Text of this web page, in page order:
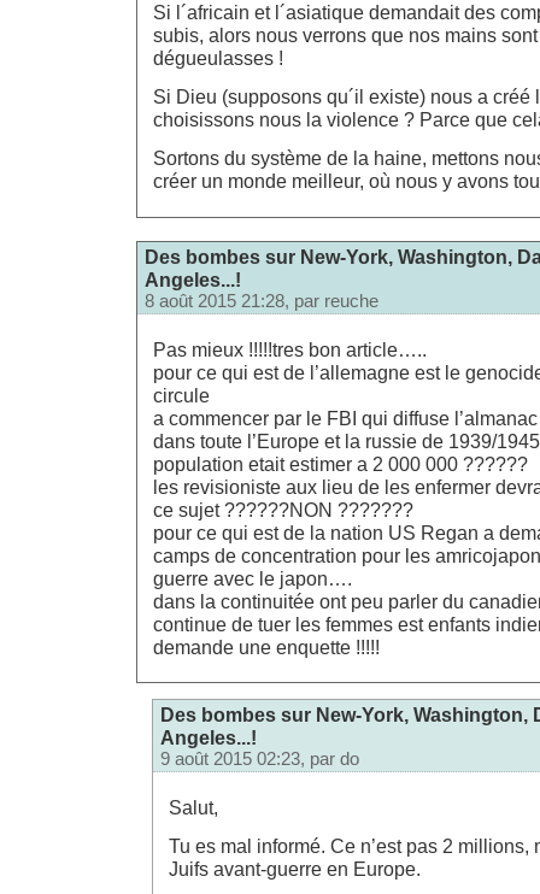
Si l´africain et l´asiatique demandait des
subis, alors nous verrons que nos mains
dégueulasses !
Si Dieu (supposons qu´il existe) nous a créé
choisissons nous la violence ? Parce que
Sortons du système de la haine, mettons
créer un monde meilleur, où nous y avons
Des bombes sur New-York, Washington,
Angeles...!
8 août 2015 21:28, par reuche
Pas mieux !!!!!tres bon article…..
pour ce qui est de l’allemagne est le
circule
a commencer par le FBI qui diffuse
dans toute l’Europe et la russie de 1939/
population etait estimer a 2 000 000 ??????
les revisioniste aux lieu de les enfermer
ce sujet ??????NON ???????
pour ce qui est de la nation US Regan a
camps de concentration pour les
guerre avec le japon….
dans la continuitée ont peu parler du
continue de tuer les femmes est enfants
demande une enquette !!!!!
Des bombes sur New-York, Washington,
Angeles...!
9 août 2015 02:23, par do
Salut,
Tu es mal informé. Ce n’est pas 2 millions,
Juifs avant-guerre en Europe.